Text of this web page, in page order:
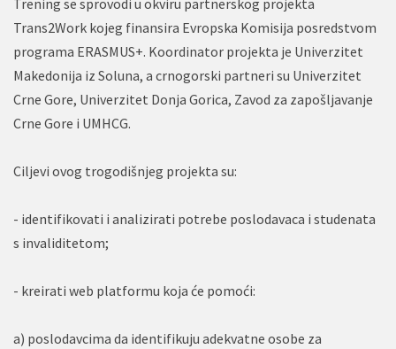
Trening se sprovodi u okviru partnerskog projekta
Trans2Work kojeg finansira Evropska Komisija posredstvom
programa ERASMUS+. Koordinator projekta je Univerzitet
Makedonija iz Soluna, a crnogorski partneri su Univerzitet
Crne Gore, Univerzitet Donja Gorica, Zavod za zapošljavanje
Crne Gore i UMHCG.
Ciljevi ovog trogodišnjeg projekta su:
- identifikovati i analizirati potrebe poslodavaca i studenata
s invaliditetom;
- kreirati web platformu koja će pomoći:
a) poslodavcima da identifikuju adekvatne osobe za